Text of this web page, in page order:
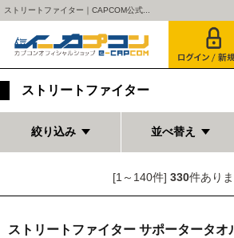
ストリートファイター｜CAPCOM公式...
ストリートファイター
絞り込み 並べ替え
[1～140件] 330件あり
ストリートファイター サポータータオ